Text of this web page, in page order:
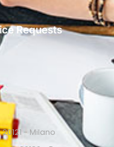
Requests
- Milano